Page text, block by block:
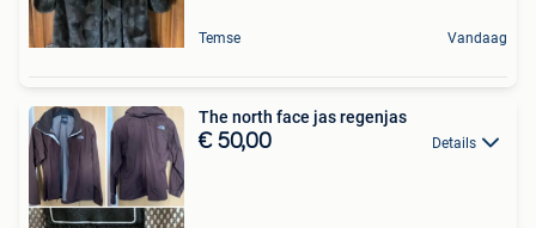
Temse Vandaag
The north face jas regenjas
€ 50,00 Details